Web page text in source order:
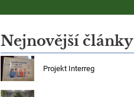
Nejnovější články
Projekt Interreg